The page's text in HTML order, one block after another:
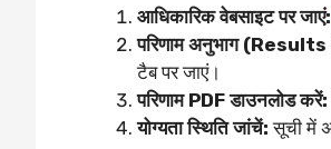
आधिकारिक वेबसाइट पर जाएं:
परिणाम अनुभाग
टैब पर जाएं।
परिणाम PDF डाउनलोड करें:
योग्यता स्थिति जांचें: सूची में